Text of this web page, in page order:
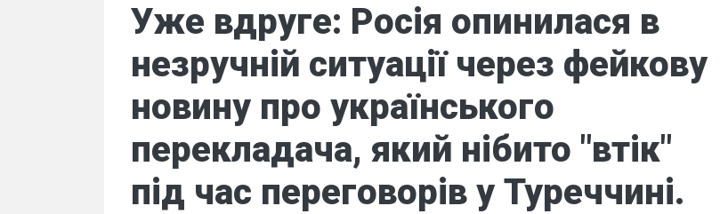
Уже вдруге: Росія опинилася в
незручній ситуації через фейкову
новину про українського
перекладача, який нібито "втік"
під час переговорів у Туреччині.